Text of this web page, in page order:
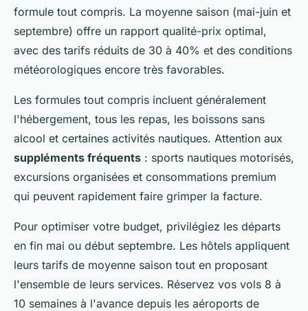
formule tout compris. La moyenne saison (mai-juin et
septembre) offre un rapport qualité-prix optimal,
avec des tarifs réduits de 30 à 40% et des conditions
météorologiques encore très favorables.
Les formules tout compris incluent généralement
l'hébergement, tous les repas, les boissons sans
alcool et certaines activités nautiques. Attention aux
suppléments fréquents : sports nautiques motorisés,
excursions organisées et consommations premium
qui peuvent rapidement faire grimper la facture.
Pour optimiser votre budget, privilégiez les départs
en fin mai ou début septembre. Les hôtels appliquent
leurs tarifs de moyenne saison tout en proposant
l'ensemble de leurs services. Réservez vos vols 8 à
10 semaines à l'avance depuis les aéroports de